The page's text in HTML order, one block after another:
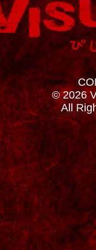
© 2026
All